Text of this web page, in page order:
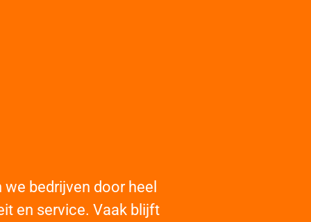
bedrijven door heel
en service. Vaak blijft